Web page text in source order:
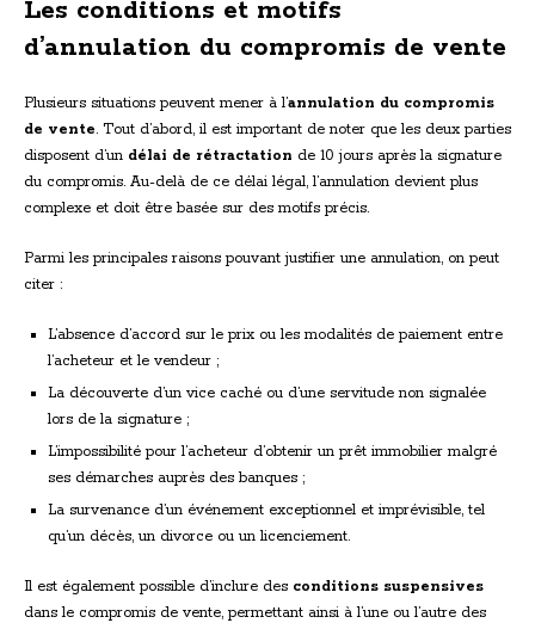
Les conditions et motifs
d’annulation du compromis de vente
Plusieurs situations peuvent mener à l’annulation du compromis
de vente. Tout d’abord, il est important de noter que les deux parties
disposent d’un délai de rétractation de 10 jours après la signature
du compromis. Au-delà de ce délai légal, l’annulation devient plus
complexe et doit être basée sur des motifs précis.
Parmi les principales raisons pouvant justifier une annulation, on peut
citer :
L’absence d’accord sur le prix ou les modalités de paiement entre
l’acheteur et le vendeur ;
La découverte d’un vice caché ou d’une servitude non signalée
lors de la signature ;
L’impossibilité pour l’acheteur d’obtenir un prêt immobilier malgré
ses démarches auprès des banques ;
La survenance d’un événement exceptionnel et imprévisible, tel
qu’un décès, un divorce ou un licenciement.
Il est également possible d’inclure des conditions suspensives
dans le compromis de vente, permettant ainsi à l’une ou l’autre des